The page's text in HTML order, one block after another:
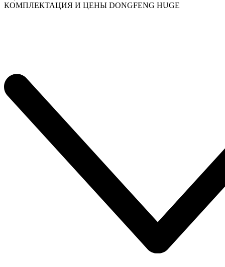
КОМПЛЕКТАЦИЯ И ЦЕНЫ DONGFENG HUGE